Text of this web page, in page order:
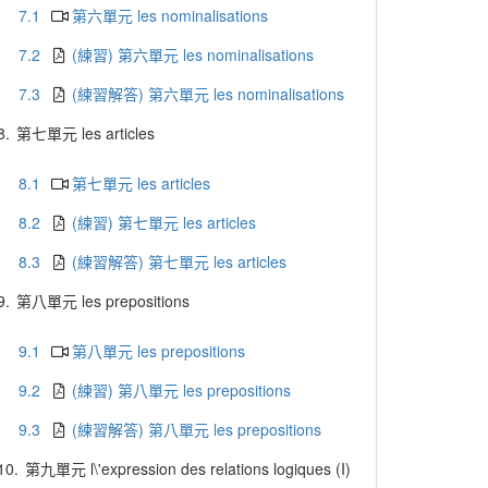
7.1
第六單元 les nominalisations
7.2
(練習) 第六單元 les nominalisations
7.3
(練習解答) 第六單元 les nominalisations
第七單元 les articles
8.1
第七單元 les articles
8.2
(練習) 第七單元 les articles
8.3
(練習解答) 第七單元 les articles
第八單元 les prepositions
9.1
第八單元 les prepositions
9.2
(練習) 第八單元 les prepositions
9.3
(練習解答) 第八單元 les prepositions
第九單元 l\'expression des relations logiques (I)